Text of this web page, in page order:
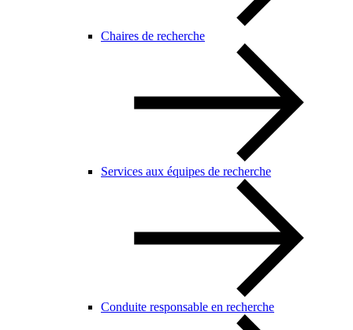
Chaires de recherche
Services aux équipes de recherche
Conduite responsable en recherche